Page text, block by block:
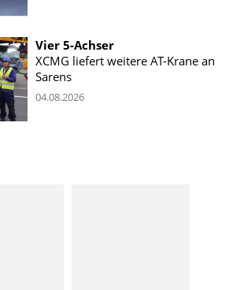
Vier 5-Achser
XCMG liefert weitere AT-Krane an
Sarens
04.08.2026